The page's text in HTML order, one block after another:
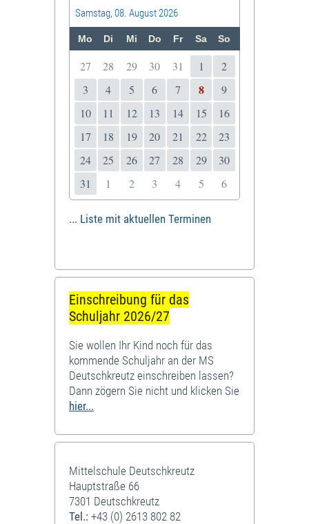
Samstag, 08. August 2026
Mo Di Mi Do Fr Sa So
27 28 29 30 31 1
2
3
4 5 6 7 8
9
10
11 12 13 14 15
16
17
18 19 20 21 22
23
24
25 26 27 28 29
30
31
1 2 3 4 5 6
... Liste mit aktuellen Terminen
Einschreibung für das
Schuljahr 2026/27
Sie wollen Ihr Kind noch für das
kommende Schuljahr an der MS
Deutschkreutz einschreiben lassen?
Dann zögern Sie nicht und klicken Sie
hier...
Mittelschule Deutschkreutz
Hauptstraße 66
7301 Deutschkreutz
Tel.: +43 (0) 2613 802 82